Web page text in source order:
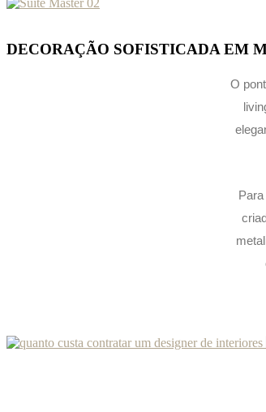
DECORAÇÃO SOFISTICADA EM
O